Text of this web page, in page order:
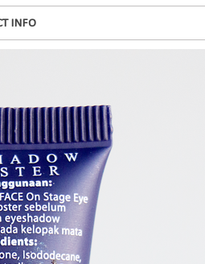
INFO